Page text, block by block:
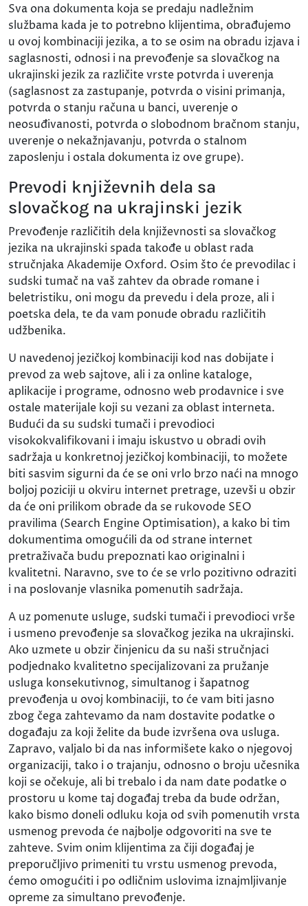
Sva ona dokumenta koja se predaju nadležnim
službama kada je to potrebno klijentima, obrađujemo
u ovoj kombinaciji jezika, a to se osim na obradu izjava i
saglasnosti, odnosi i na prevođenje sa slovačkog na
ukrajinski jezik za različite vrste potvrda i uverenja
(saglasnost za zastupanje, potvrda o visini primanja,
potvrda o stanju računa u banci, uverenje o
neosuđivanosti, potvrda o slobodnom bračnom stanju,
uverenje o nekažnjavanju, potvrda o stalnom
zaposlenju i ostala dokumenta iz ove grupe).
Prevodi književnih dela sa
slovačkog na ukrajinski jezik
Prevođenje različitih dela književnosti sa slovačkog
jezika na ukrajinski spada takođe u oblast rada
stručnjaka Akademije Oxford. Osim što će prevodilac i
sudski tumač na vaš zahtev da obrade romane i
beletristiku, oni mogu da prevedu i dela proze, ali i
poetska dela, te da vam ponude obradu različitih
udžbenika.
U navedenoj jezičkoj kombinaciji kod nas dobijate i
prevod za web sajtove, ali i za online kataloge,
aplikacije i programe, odnosno web prodavnice i sve
ostale materijale koji su vezani za oblast interneta.
Budući da su sudski tumači i prevodioci
visokokvalifikovani i imaju iskustvo u obradi ovih
sadržaja u konkretnoj jezičkoj kombinaciji, to možete
biti sasvim sigurni da će se oni vrlo brzo naći na mnogo
boljoj poziciji u okviru internet pretrage, uzevši u obzir
da će oni prilikom obrade da se rukovode SEO
pravilima (Search Engine Optimisation), a kako bi tim
dokumentima omogućili da od strane internet
pretraživača budu prepoznati kao originalni i
kvalitetni. Naravno, sve to će se vrlo pozitivno odraziti
i na poslovanje vlasnika pomenutih sadržaja.
A uz pomenute usluge, sudski tumači i prevodioci vrše
i usmeno prevođenje sa slovačkog jezika na ukrajinski.
Ako uzmete u obzir činjenicu da su naši stručnjaci
podjednako kvalitetno specijalizovani za pružanje
usluga konsekutivnog, simultanog i šapatnog
prevođenja u ovoj kombinaciji, to će vam biti jasno
zbog čega zahtevamo da nam dostavite podatke o
događaju za koji želite da bude izvršena ova usluga.
Zapravo, valjalo bi da nas informišete kako o njegovoj
organizaciji, tako i o trajanju, odnosno o broju učesnika
koji se očekuje, ali bi trebalo i da nam date podatke o
prostoru u kome taj događaj treba da bude održan,
kako bismo doneli odluku koja od svih pomenutih vrsta
usmenog prevoda će najbolje odgovoriti na sve te
zahteve. Svim onim klijentima za čiji događaj je
preporučljivo primeniti tu vrstu usmenog prevoda,
ćemo omogućiti i po odličnim uslovima iznajmljivanje
opreme za simultano prevođenje.